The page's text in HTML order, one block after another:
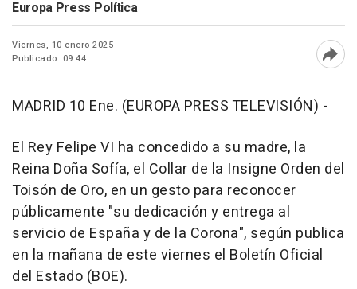
Europa Press Política
Viernes, 10 enero 2025
Publicado: 09:44
MADRID 10 Ene. (EUROPA PRESS TELEVISIÓN) -
El Rey Felipe VI ha concedido a su madre, la
Reina Doña Sofía, el Collar de la Insigne Orden del
Toisón de Oro, en un gesto para reconocer
públicamente "su dedicación y entrega al
servicio de España y de la Corona", según publica
en la mañana de este viernes el Boletín Oficial
del Estado (BOE).